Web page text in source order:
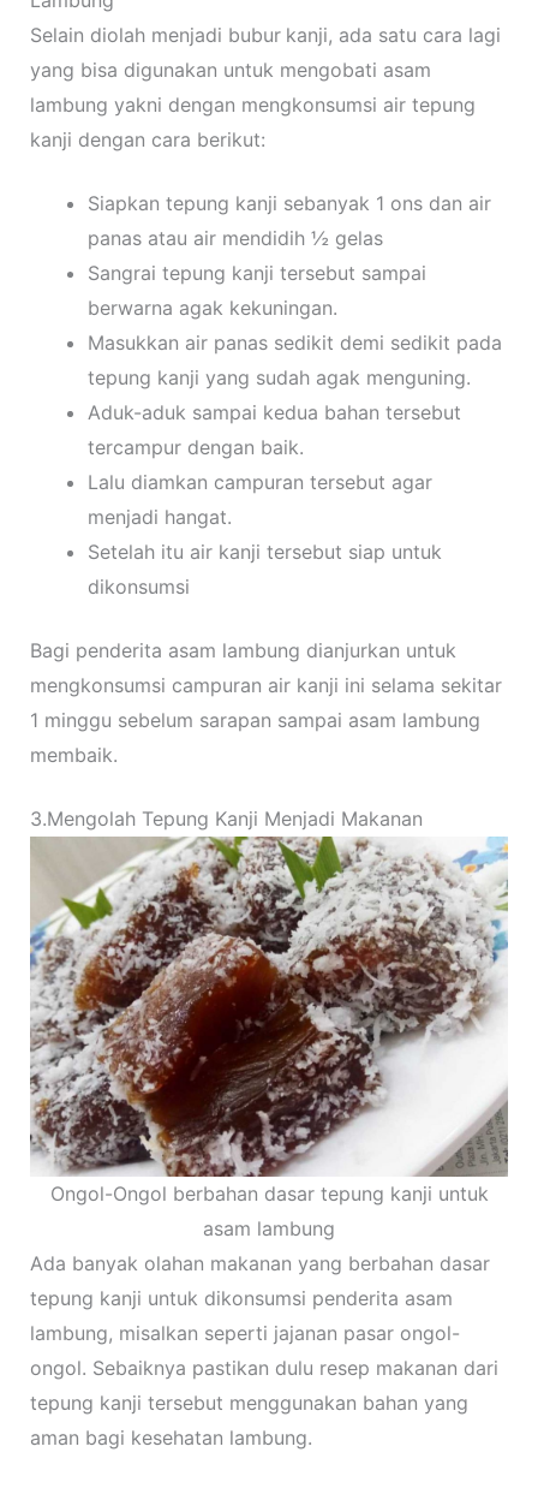
Selain diolah menjadi bubur kanji, ada satu cara lagi
yang bisa digunakan untuk mengobati asam
lambung yakni dengan mengkonsumsi air tepung
kanji dengan cara berikut:
Siapkan tepung kanji sebanyak 1 ons dan air
panas atau air mendidih ½ gelas
Sangrai tepung kanji tersebut sampai
berwarna agak kekuningan.
Masukkan air panas sedikit demi sedikit pada
tepung kanji yang sudah agak menguning.
Aduk-aduk sampai kedua bahan tersebut
tercampur dengan baik.
Lalu diamkan campuran tersebut agar
menjadi hangat.
Setelah itu air kanji tersebut siap untuk
dikonsumsi
Bagi penderita asam lambung dianjurkan untuk
mengkonsumsi campuran air kanji ini selama sekitar
1 minggu sebelum sarapan sampai asam lambung
membaik.
3.Mengolah Tepung Kanji Menjadi Makanan
Ongol-Ongol berbahan dasar tepung kanji untuk
asam lambung
Ada banyak olahan makanan yang berbahan dasar
tepung kanji untuk dikonsumsi penderita asam
lambung, misalkan seperti jajanan pasar ongol-
ongol. Sebaiknya pastikan dulu resep makanan dari
tepung kanji tersebut menggunakan bahan yang
aman bagi kesehatan lambung.